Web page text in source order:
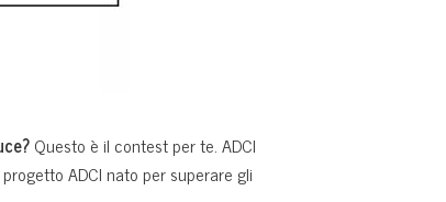
Questo è il contest per te. ADCI
progetto ADCI nato per superare gli